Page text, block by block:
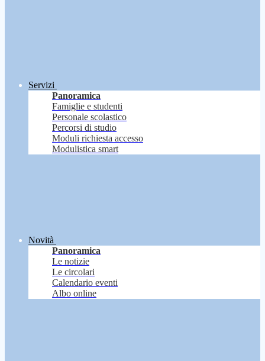
Servizi
Panoramica
Famiglie e studenti
Personale scolastico
Percorsi di studio
Moduli richiesta accesso
Modulistica smart
Novità
Panoramica
Le notizie
Le circolari
Calendario eventi
Albo online